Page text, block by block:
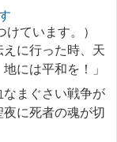
ています。）
に行った時、天
には平和を！」
まぐさい戦争が
に死者の魂が切